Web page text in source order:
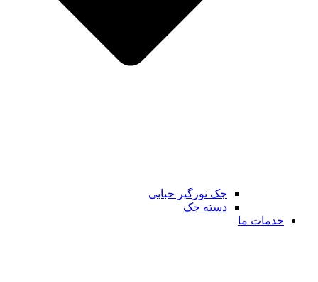
جک نورگیر حبابی
دسته جک
خدمات ما